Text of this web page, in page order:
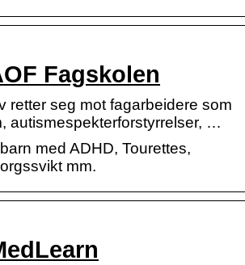
Fagskolen
seg mot fagarbeidere som
autismespekterforstyrrelser, …
med ADHD, Tourettes,
mm.